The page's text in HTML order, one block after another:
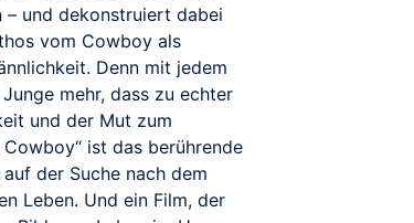
– und dekonstruiert dabei
vom Cowboy als
Denn mit jedem
mehr, dass zu echter
und der Mut zum
Cowboy“ ist das berührende
der Suche nach dem
Leben. Und ein Film, der